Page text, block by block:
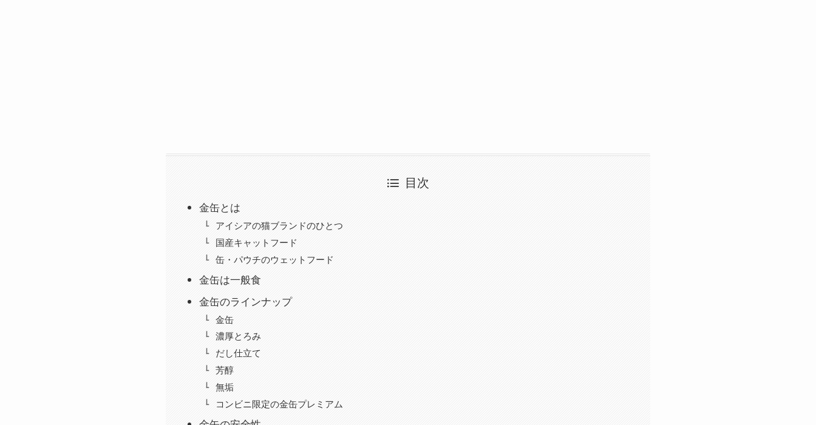
目次
金缶とは
アイシアの猫ブランドのひとつ
国産キャットフード
缶・パウチのウェットフード
金缶は一般食
金缶のラインナップ
金缶
濃厚とろみ
だし仕立て
芳醇
無垢
コンビニ限定の金缶プレミアム